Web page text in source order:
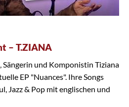
– T.ZIANA
und Komponistin Tiziana
EP "Nuances". Ihre Songs
Jazz & Pop mit englischen und